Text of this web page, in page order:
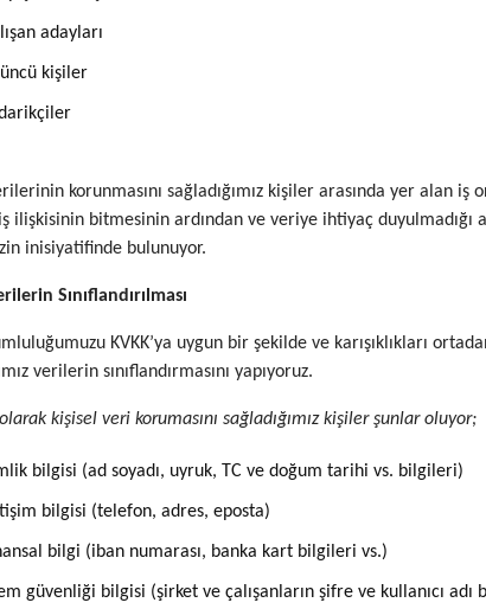
adayları
kişiler
korunmasını sağladığımız kişiler arasında yer alan
ilişkisinin bitmesinin ardından ve veriye ihtiyaç
inisiyatifinde bulunuyor.
Sınıflandırılması
KVKK’ya uygun bir şekilde ve karışıklıkları
verilerin sınıflandırmasını yapıyoruz.
kişisel veri korumasını sağladığımız kişiler şunlar oluyor;
bilgisi (ad soyadı, uyruk, TC ve doğum tarihi vs. bilgileri)
bilgisi (telefon, adres, eposta)
bilgi (iban numarası, banka kart bilgileri vs.)
güvenliği bilgisi (şirket ve çalışanların şifre ve kullanıcı adı